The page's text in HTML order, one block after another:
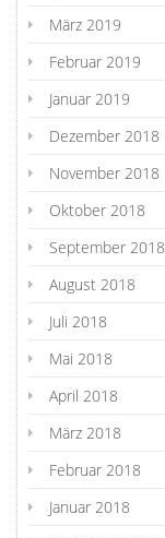
März 2019
Februar 2019
Januar 2019
Dezember 2018
November 2018
Oktober 2018
September 2018
August 2018
Juli 2018
Mai 2018
April 2018
März 2018
Februar 2018
Januar 2018